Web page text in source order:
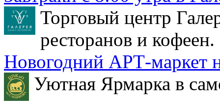
Торговый центр
ресторанов и кофеен.
Новогодний АРТ-маркет
Уютная Ярмарка в